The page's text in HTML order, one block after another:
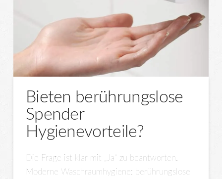
Bieten berührungslose
Spender
Hygienevorteile?
Die Frage ist klar mit „Ja“ zu beantworten.
Moderne Waschraumhygiene: berührungslose